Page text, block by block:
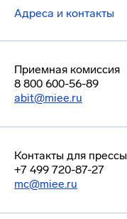
Адреса и контакты
Приемная комиссия
8 800 600-56-89
abit@miee.ru
Контакты для прессы
+7 499 720-87-27
mc@miee.ru